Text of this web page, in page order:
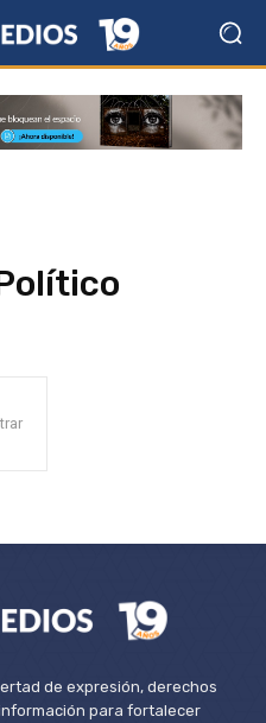
de expresión, derechos
para fortalecer